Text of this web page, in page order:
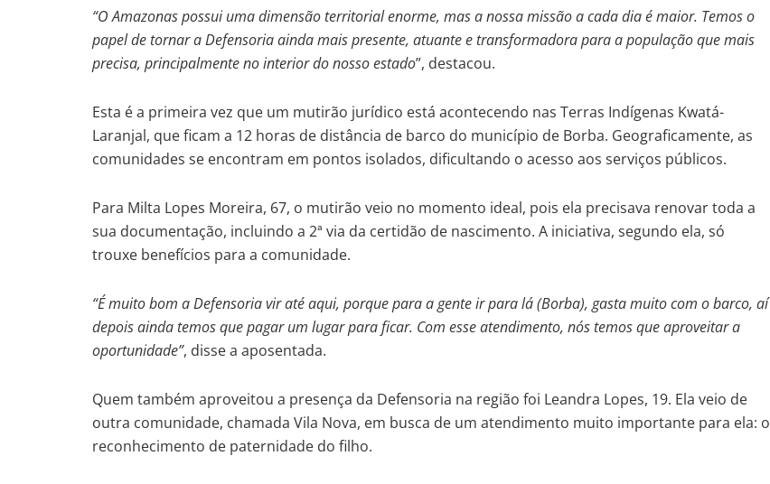
“O Amazonas possui uma dimensão territorial enorme, mas a nossa missão a cada dia é maior. Temos o
papel de tornar a Defensoria ainda mais presente, atuante e transformadora para a população que mais
precisa, principalmente no interior do nosso estado”, destacou.
Esta é a primeira vez que um mutirão jurídico está acontecendo nas Terras Indígenas Kwatá-
Laranjal, que ficam a 12 horas de distância de barco do município de Borba. Geograficamente, as
comunidades se encontram em pontos isolados, dificultando o acesso aos serviços públicos.
Para Milta Lopes Moreira, 67, o mutirão veio no momento ideal, pois ela precisava renovar toda a
sua documentação, incluindo a 2ª via da certidão de nascimento. A iniciativa, segundo ela, só
trouxe benefícios para a comunidade.
“É muito bom a Defensoria vir até aqui, porque para a gente ir para lá (Borba), gasta muito com o barco, aí
depois ainda temos que pagar um lugar para ficar. Com esse atendimento, nós temos que aproveitar a
oportunidade”, disse a aposentada.
Quem também aproveitou a presença da Defensoria na região foi Leandra Lopes, 19. Ela veio de
outra comunidade, chamada Vila Nova, em busca de um atendimento muito importante para ela: o
reconhecimento de paternidade do filho.